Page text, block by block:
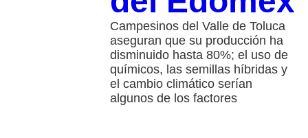
Campesinos del Valle de Toluca
aseguran que su producción ha
disminuido hasta 80%; el uso de
químicos, las semillas híbridas y
el cambio climático serían
algunos de los factores